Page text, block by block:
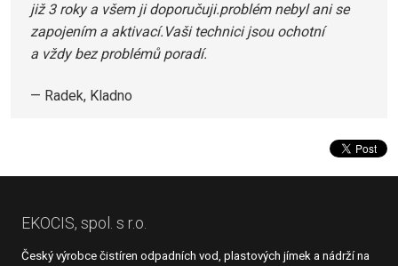
již 3 roky a všem ji doporučuji.problém nebyl ani se
zapojením a aktivací.Vaši technici jsou ochotní
a vždy bez problémů poradí.
Radek, Kladno
EKOCIS, spol. s r.o.
Český výrobce čistíren odpadních vod, plastových jímek a nádrží na